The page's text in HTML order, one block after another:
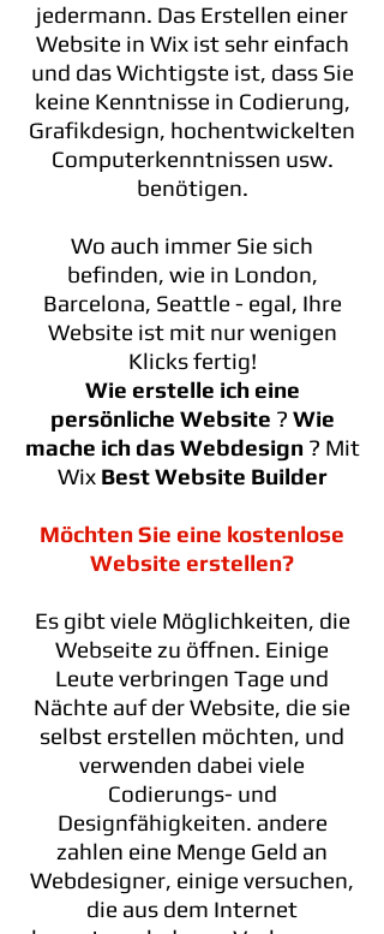
jedermann. Das Erstellen einer
Website in Wix ist sehr einfach
und das Wichtigste ist, dass Sie
keine Kenntnisse in Codierung,
Grafikdesign, hochentwickelten
Computerkenntnissen usw.
benötigen.
Wo auch immer Sie sich
befinden, wie in London,
Barcelona, Seattle - egal, Ihre
Website ist mit nur wenigen
Klicks fertig!
Wie erstelle ich eine
persönliche Website ? Wie
mache ich das Webdesign? Mit
Wix Best Website Builder
Möchten Sie eine kostenlose
Website erstellen?
Es gibt viele Möglichkeiten, die
Webseite zu öffnen. Einige
Leute verbringen Tage und
Nächte auf der Website, die sie
selbst erstellen möchten, und
verwenden dabei viele
Codierungs- und
Designfähigkeiten. andere
zahlen eine Menge Geld an
Webdesigner, einige versuchen,
die aus dem Internet